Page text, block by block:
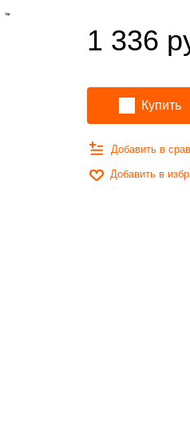
1 336
Купить
Добавить в
Добавить в